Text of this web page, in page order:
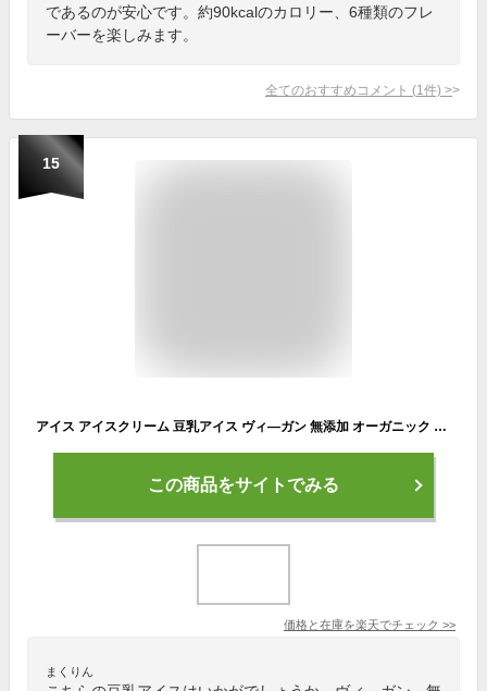
であるのが安心です。約90kcalのカロリー、6種類のフレ
ーバーを楽しみます。
全てのおすすめコメント (1 件) >
15
アイス アイスクリーム 豆乳アイス ヴィ—ガン 無添加 オーガニック ハロウィン プレゼント ギフト お取り寄せスイーツ 食べ物 のし 対応 お誕生日 内祝 出産祝い お返し 低カロリー お菓子 ジェラート12個 100ml / SOY GeLA! ソイジェラ
この商品をサイトでみる
価格と在庫を楽天でチェック >>
まくりん